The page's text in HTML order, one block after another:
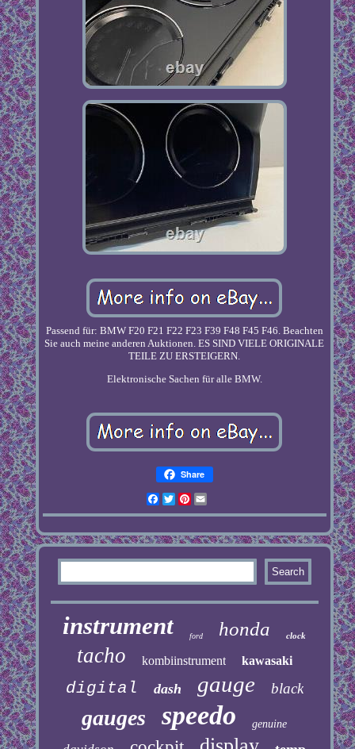
Passend für: BMW F20 F21 F22 F23 F39 F48 F45 F46. Beachten
Sie auch meine anderen Auktionen. ES SIND VIELE ORIGINALE
TEILE ZU ERSTEIGERN.
Elektronische Sachen für alle BMW.
Share
Facebook
TwitterPinterest
instrument ford honda clock
tacho kombiinstrument kawasaki
digital dash gauge black
gauges speedo genuine